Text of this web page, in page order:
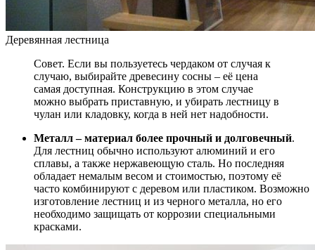
Деревянная лестница
Совет. Если вы пользуетесь чердаком от случая к
случаю, выбирайте древесину сосны – её цена
самая доступная. Конструкцию в этом случае
можно выбрать приставную, и убирать лестницу в
чулан или кладовку, когда в ней нет надобности.
Металл – материал более прочный и долговечный.
Для лестниц обычно используют алюминий и его
сплавы, а также нержавеющую сталь. Но последняя
обладает немалым весом и стоимостью, поэтому её
часто комбинируют с деревом или пластиком. Возможно
изготовление лестниц и из черного металла, но его
необходимо защищать от коррозии специальными
красками.